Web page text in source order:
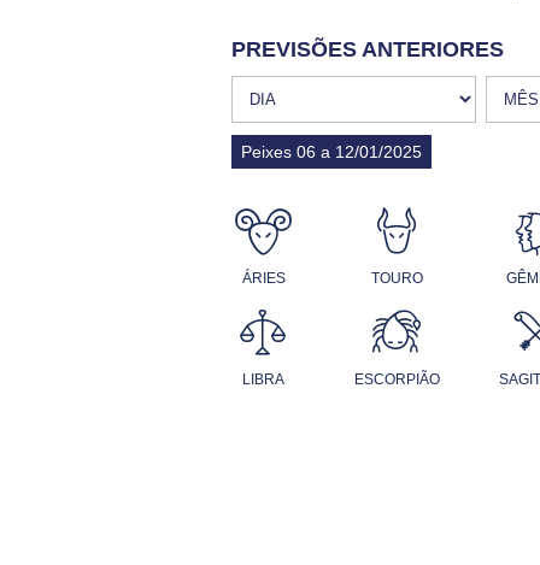
PREVISÕES ANTERIORES
Peixes 06 a 12/01/2025
ÁRIES TOURO
LIBRA ESCORPIÃO